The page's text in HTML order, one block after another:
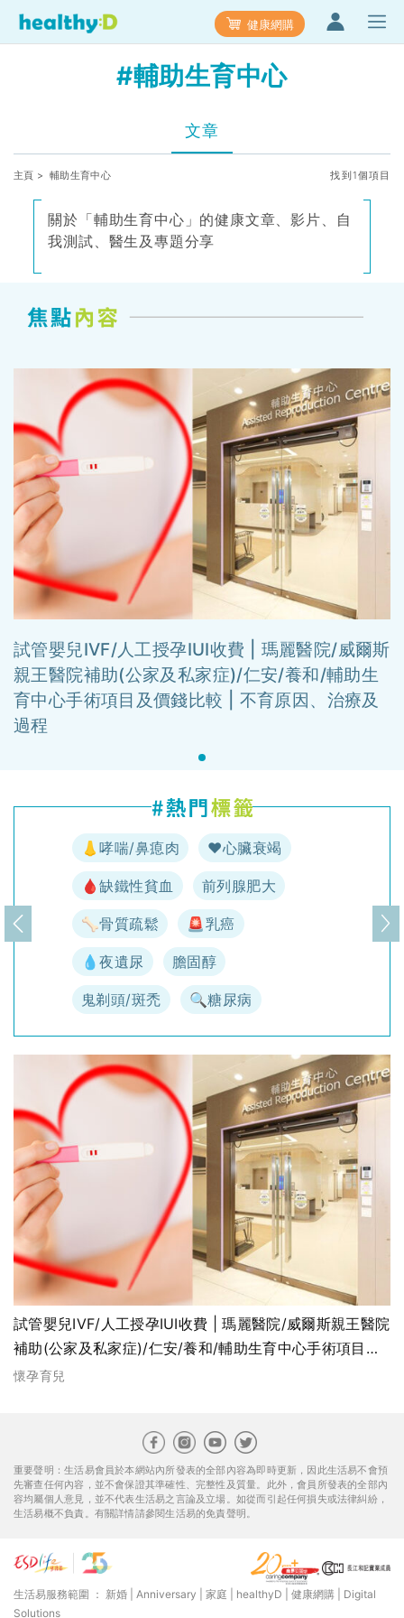
健康網購
#輔助生育中心
文章
主頁 > 輔助生育中心 找到1個項目
關於「輔助生育中心」的健康文章、影片、自
我測試、醫生及專題分享
試管嬰兒IVF/人工授孕IUI收費 | 瑪麗醫院/威爾斯
親王醫院補助(公家及私家症)/仁安/養和/輔助生
育中心手術項目及價錢比較 | 不育原因、治療及
過程
👃哮喘/鼻瘜肉 ♥️心臟衰竭
🩸缺鐵性貧血 前列腺肥大
🦴骨質疏鬆 🚨乳癌
💧夜遺尿 膽固醇
鬼剃頭/斑禿 🔍糖尿病
上一頁 下
試管嬰兒IVF/人工授孕IUI收費 | 瑪麗醫院/威爾斯親王醫院
補助(公家及私家症)/仁安/養和/輔助生育中心手術項目及
價錢比較 | 不育原因、治療及過程
懷孕育兒
重要聲明：生活易會員於本網站內所發表的全部內容為即時更新，因此生活易不會預
先審查任何內容，並不會保證其準確性、完整性及質量。此外，會員所發表的全部內
容均屬個人意見，並不代表生活易之言論及立場。如從而引起任何損失或法律糾紛，
生活易概不負責。有關詳情請參閱生活易的免責聲明。
生活易服務範圍 ： 新婚 Anniversary 家庭 healthyD 健康網購
Digital
Solutions